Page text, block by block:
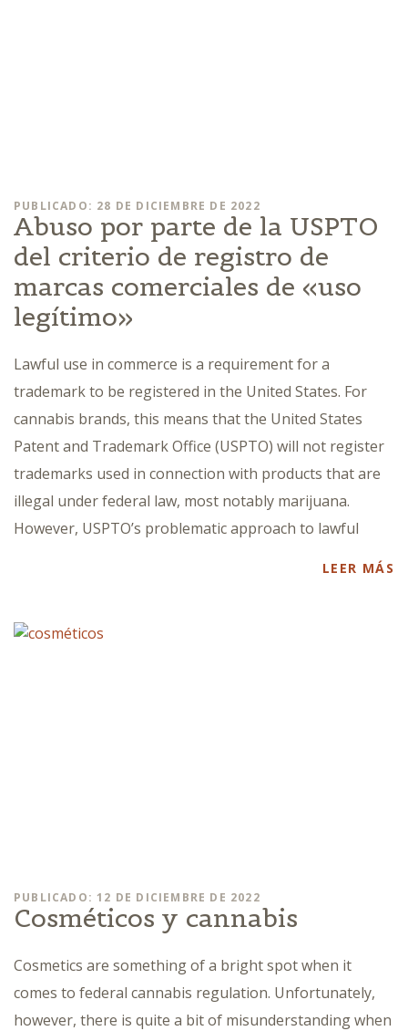
PUBLICADO: 28 DE DICIEMBRE DE 2022
Abuso por parte de la USPTO
del criterio de registro de
marcas comerciales de «uso
legítimo»
Lawful use in commerce is a requirement for a
trademark to be registered in the United States. For
cannabis brands, this means that the United States
Patent and Trademark Office (USPTO) will not register
trademarks used in connection with products that are
illegal under federal law, most notably marijuana.
However, USPTO’s problematic approach to lawful
LEER MÁS
PUBLICADO: 12 DE DICIEMBRE DE 2022
Cosméticos y cannabis
Cosmetics are something of a bright spot when it
comes to federal cannabis regulation. Unfortunately,
however, there is quite a bit of misunderstanding when